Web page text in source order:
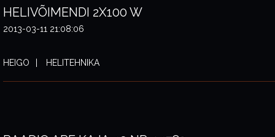
HELIVÕIMENDI 2X100 W
2013-03-11 21:08:06
HEIGO HELITEHNIKA